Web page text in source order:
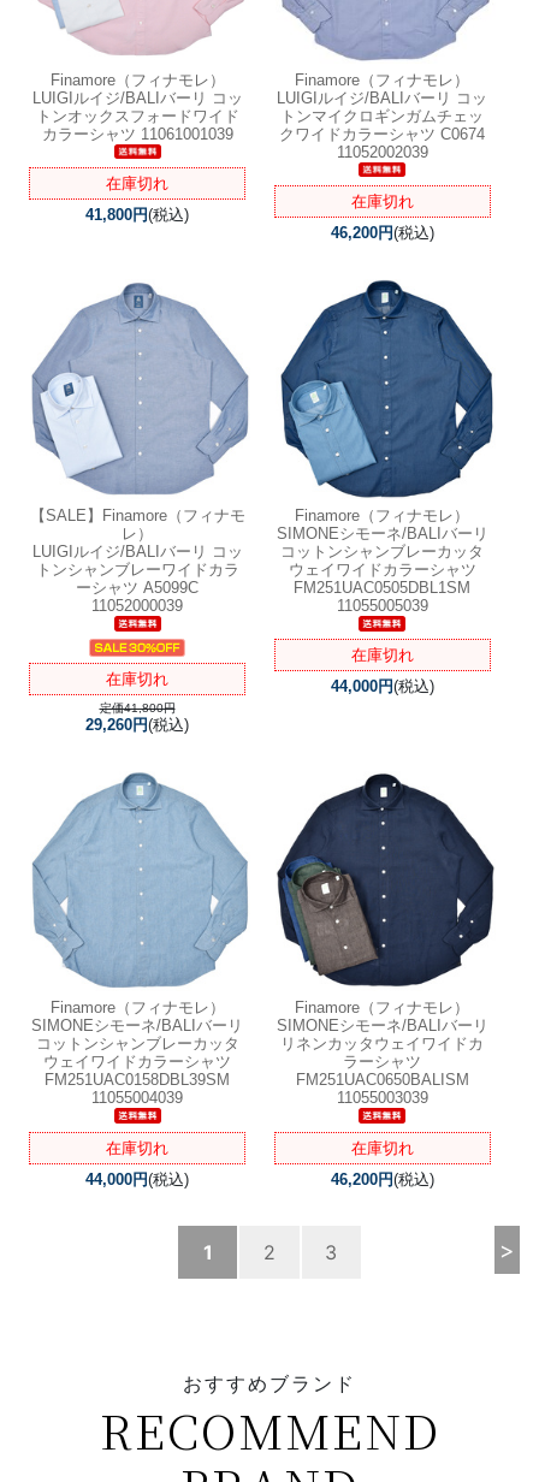
Finamore（フィナモレ）
LUIGIルイジ/BALIバーリ コッ
トンオックスフォードワイド
カラーシャツ 11061001039
在庫切れ
41,800円(税込)
Finamore（フィナモレ）
LUIGIルイジ/BALIバーリ コッ
トンマイクロギンガムチェッ
クワイドカラーシャツ C0674
11052002039
在庫切れ
46,200円(税込)
【SALE】 Finamore（フィナモ
レ）
LUIGIルイジ/BALIバーリ コッ
トンシャンブレーワイドカラ
ーシャツ A5099C
11052000039
在庫切れ
定価41,800円
29,260円(税込)
Finamore（フィナモレ）
SIMONEシモーネ/BALIバーリ
コットンシャンブレーカッタ
ウェイワイドカラーシャツ
FM251UAC0505DBL1SM
11055005039
在庫切れ
44,000円(税込)
Finamore（フィナモレ）
SIMONEシモーネ/BALIバーリ
コットンシャンブレーカッタ
ウェイワイドカラーシャツ
FM251UAC0158DBL39SM
11055004039
在庫切れ
44,000円(税込)
Finamore（フィナモレ）
SIMONEシモーネ/BALIバーリ
リネンカッタウェイワイドカ
ラーシャツ
FM251UAC0650BALISM
11055003039
在庫切れ
46,200円(税込)
>
1 2 3
おすすめブランド
RECOMMEND